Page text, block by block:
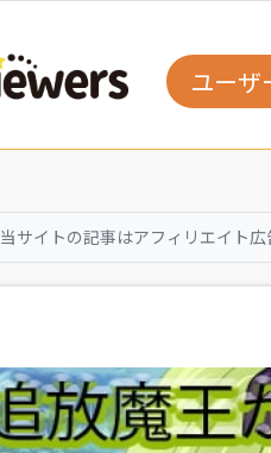
ユーザ
当サイトの記事はアフィリエイト